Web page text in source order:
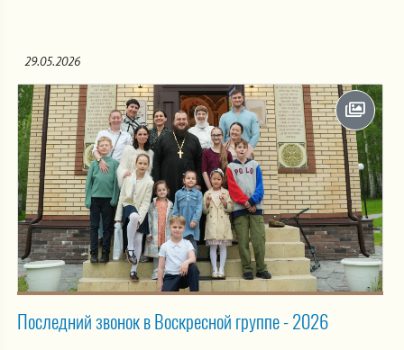
29.05.2026
Последний звонок в Воскресной группе - 2026